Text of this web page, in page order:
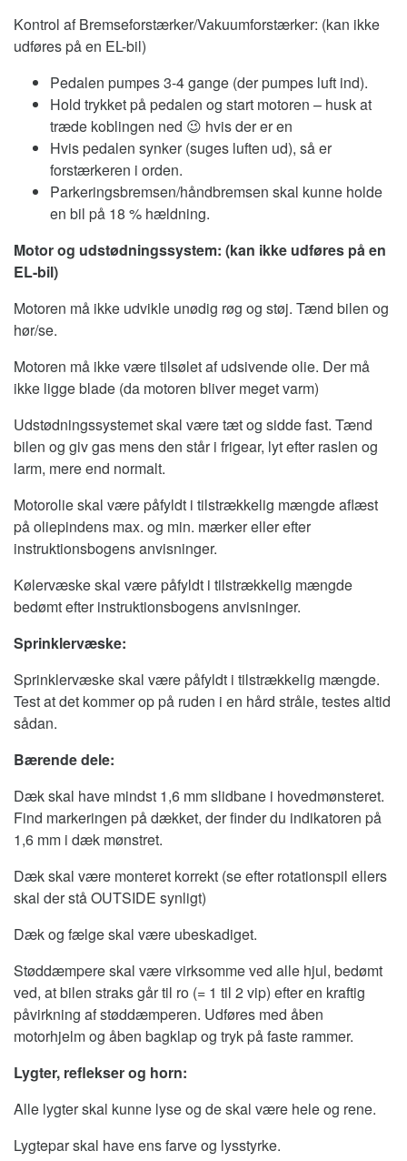
Kontrol af Bremseforstærker/Vakuumforstærker: (kan ikke
udføres på en EL-bil)
Pedalen pumpes 3-4 gange (der pumpes luft ind).
Hold trykket på pedalen og start motoren – husk at
træde koblingen ned 😉 hvis der er en
Hvis pedalen synker (suges luften ud), så er
forstærkeren i orden.
Parkeringsbremsen/håndbremsen skal kunne holde
en bil på 18 % hældning.
Motor og udstødningssystem: (kan ikke udføres på en
EL-bil)
Motoren må ikke udvikle unødig røg og støj. Tænd bilen og
hør/se.
Motoren må ikke være tilsølet af udsivende olie. Der må
ikke ligge blade (da motoren bliver meget varm)
Udstødningssystemet skal være tæt og sidde fast. Tænd
bilen og giv gas mens den står i frigear, lyt efter raslen og
larm, mere end normalt.
Motorolie skal være påfyldt i tilstrækkelig mængde aflæst
på oliepindens max. og min. mærker eller efter
instruktionsbogens anvisninger.
Kølervæske skal være påfyldt i tilstrækkelig mængde
bedømt efter instruktionsbogens anvisninger.
Sprinklervæske:
Sprinklervæske skal være påfyldt i tilstrækkelig mængde.
Test at det kommer op på ruden i en hård stråle, testes altid
sådan.
Bærende dele:
Dæk skal have mindst 1,6 mm slidbane i hovedmønsteret.
Find markeringen på dækket, der finder du indikatoren på
1,6 mm i dæk mønstret.
Dæk skal være monteret korrekt (se efter rotationspil ellers
skal der stå OUTSIDE synligt)
Dæk og fælge skal være ubeskadiget.
Støddæmpere skal være virksomme ved alle hjul, bedømt
ved, at bilen straks går til ro (= 1 til 2 vip) efter en kraftig
påvirkning af støddæmperen. Udføres med åben
motorhjelm og åben bagklap og tryk på faste rammer.
Lygter, reflekser og horn:
Alle lygter skal kunne lyse og de skal være hele og rene.
Lygtepar skal have ens farve og lysstyrke.